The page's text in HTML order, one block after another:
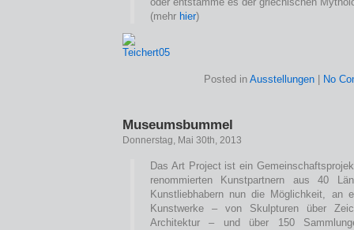
(mehr hier)
Posted in Ausstellungen| No
Museumsbummel
Donnerstag, Mai 30th, 2013
Das Art Project ist ein
renommierten Kunstpartnern aus 40
Kunstliebhabern nun die Möglichkeit, an
Kunstwerke – von Skulpturen über
Architektur – und über 150